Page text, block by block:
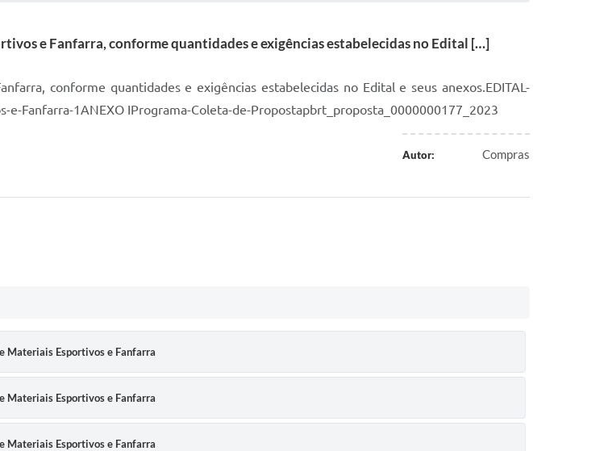
e Fanfarra, conforme quantidades e exigências estabelecidas no Edital […]
conforme quantidades e exigências estabelecidas no Edital e seus anexos.EDITAL-
e-Fanfarra-1ANEXO IPrograma-Coleta-de-Propostapbrt_proposta_0000000177_2023
Autor: Compras
Materiais Esportivos e Fanfarra
Materiais Esportivos e Fanfarra
Materiais Esportivos e Fanfarra